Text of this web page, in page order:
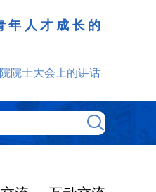
年人才成长的
院士大会上的讲话